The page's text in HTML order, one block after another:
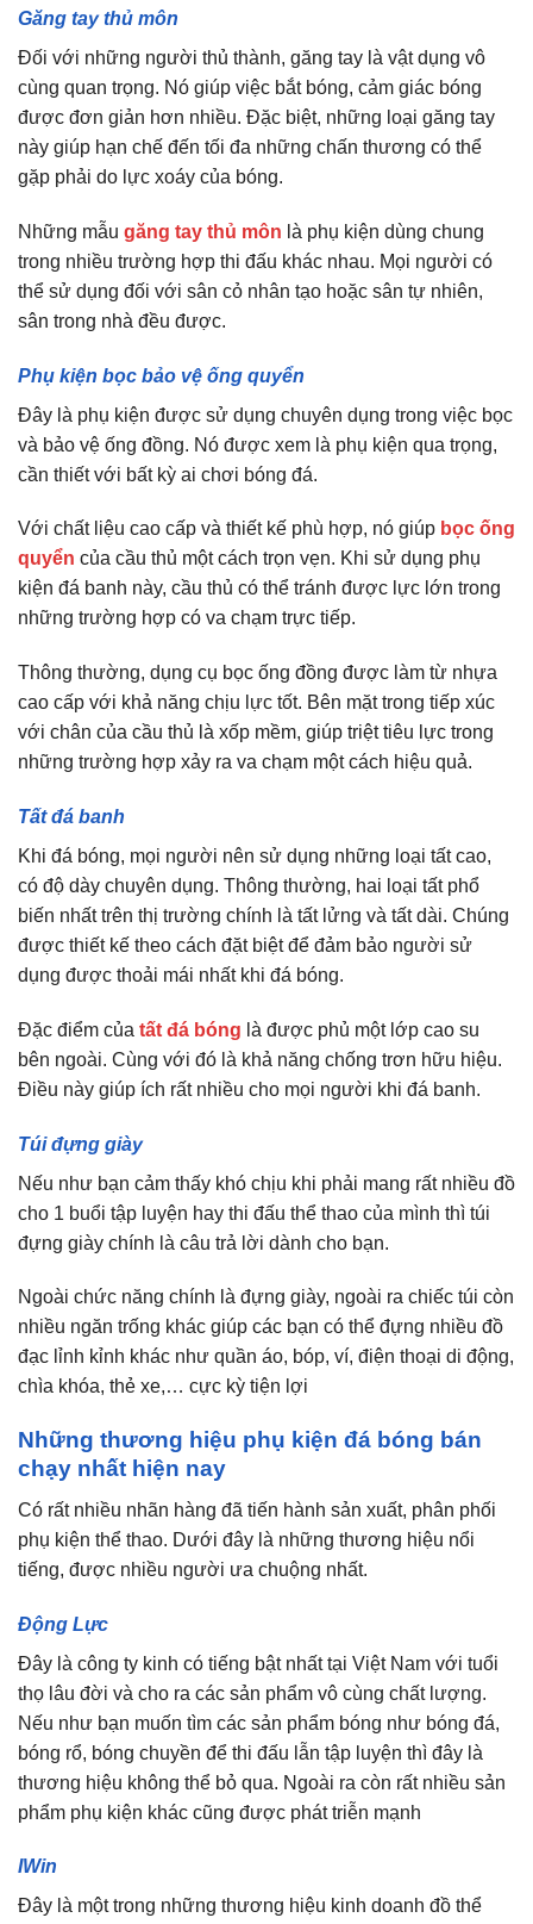
Găng tay thủ môn
Đối với những người thủ thành, găng tay là vật dụng vô
cùng quan trọng. Nó giúp việc bắt bóng, cảm giác bóng
được đơn giản hơn nhiều. Đặc biệt, những loại găng tay
này giúp hạn chế đến tối đa những chấn thương có thể
gặp phải do lực xoáy của bóng.
Những mẫu găng tay thủ môn là phụ kiện dùng chung
trong nhiều trường hợp thi đấu khác nhau. Mọi người có
thể sử dụng đối với sân cỏ nhân tạo hoặc sân tự nhiên,
sân trong nhà đều được.
Phụ kiện bọc bảo vệ ống quyển
Đây là phụ kiện được sử dụng chuyên dụng trong việc bọc
và bảo vệ ống đồng. Nó được xem là phụ kiện qua trọng,
cần thiết với bất kỳ ai chơi bóng đá.
Với chất liệu cao cấp và thiết kế phù hợp, nó giúp bọc ống
quyển của cầu thủ một cách trọn vẹn. Khi sử dụng phụ
kiện đá banh này, cầu thủ có thể tránh được lực lớn trong
những trường hợp có va chạm trực tiếp.
Thông thường, dụng cụ bọc ống đồng được làm từ nhựa
cao cấp với khả năng chịu lực tốt. Bên mặt trong tiếp xúc
với chân của cầu thủ là xốp mềm, giúp triệt tiêu lực trong
những trường hợp xảy ra va chạm một cách hiệu quả.
Tất đá banh
Khi đá bóng, mọi người nên sử dụng những loại tất cao,
có độ dày chuyên dụng. Thông thường, hai loại tất phổ
biến nhất trên thị trường chính là tất lửng và tất dài. Chúng
được thiết kế theo cách đặt biệt để đảm bảo người sử
dụng được thoải mái nhất khi đá bóng.
Đặc điểm của tất đá bóng là được phủ một lớp cao su
bên ngoài. Cùng với đó là khả năng chống trơn hữu hiệu.
Điều này giúp ích rất nhiều cho mọi người khi đá banh.
Túi đựng giày
Nếu như bạn cảm thấy khó chịu khi phải mang rất nhiều đồ
cho 1 buổi tập luyện hay thi đấu thể thao của mình thì túi
đựng giày chính là câu trả lời dành cho bạn.
Ngoài chức năng chính là đựng giày, ngoài ra chiếc túi còn
nhiều ngăn trống khác giúp các bạn có thể đựng nhiều đồ
đạc lỉnh kỉnh khác như quần áo, bóp, ví, điện thoại di động,
chìa khóa, thẻ xe,… cực kỳ tiện lợi
Những thương hiệu phụ kiện đá bóng bán
chạy nhất hiện nay
Có rất nhiều nhãn hàng đã tiến hành sản xuất, phân phối
phụ kiện thể thao. Dưới đây là những thương hiệu nổi
tiếng, được nhiều người ưa chuộng nhất.
Động Lực
Đây là công ty kinh có tiếng bật nhất tại Việt Nam với tuổi
thọ lâu đời và cho ra các sản phẩm vô cùng chất lượng.
Nếu như bạn muốn tìm các sản phẩm bóng như bóng đá,
bóng rổ, bóng chuyền để thi đấu lẫn tập luyện thì đây là
thương hiệu không thể bỏ qua. Ngoài ra còn rất nhiều sản
phẩm phụ kiện khác cũng được phát triễn mạnh
IWin
Đây là một trong những thương hiệu kinh doanh đồ thể